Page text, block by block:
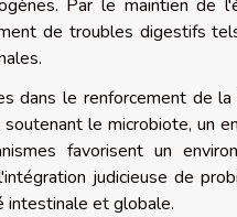
Par le maintien de
de troubles digestifs
dans le renforcement de la
le microbiote, un
favorisent un
judicieuse de
intestinale et globale.